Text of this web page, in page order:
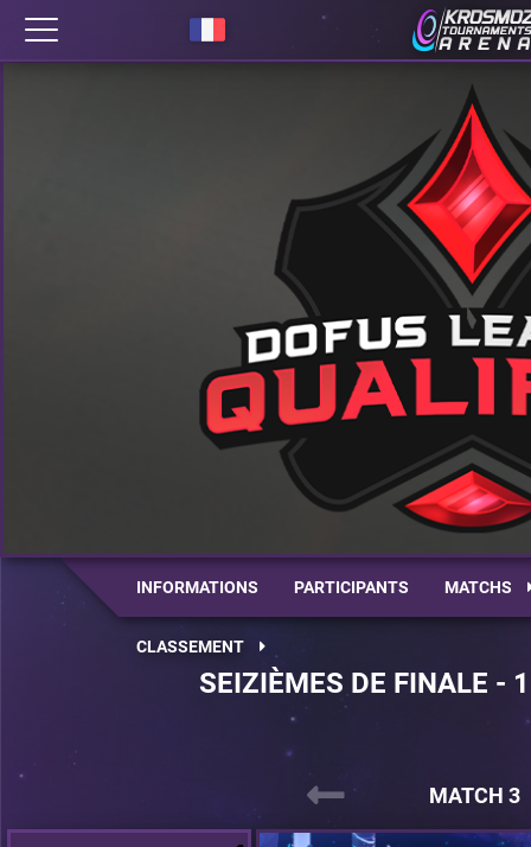
INFORMATIONS PARTICIPANTS MATCHS
CLASSEMENT
SEIZIÈMES DE FINALE
MATCH 3